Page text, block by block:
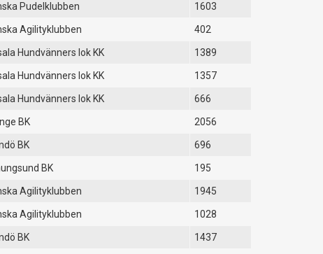
Pudelklubben 1603
Agilityklubben 402
Hundvänners lok KK 1389
Hundvänners lok KK 1357
Hundvänners lok KK 666
BK 2056
BK 696
BK 195
Agilityklubben 1945
Agilityklubben 1028
BK 1437